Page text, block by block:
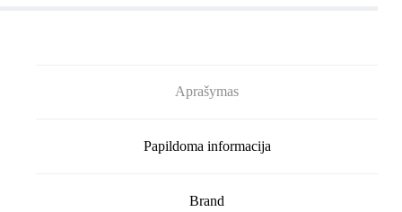
Aprašymas
Papildoma informacija
Brand